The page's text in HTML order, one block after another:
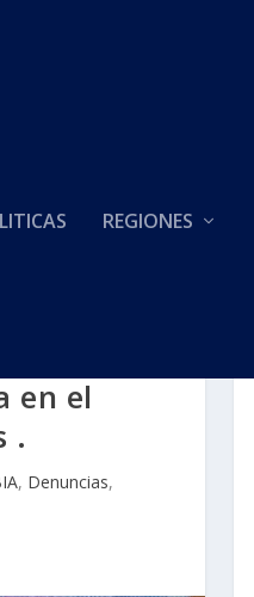
REGIONES
en el
.
, Denuncias,